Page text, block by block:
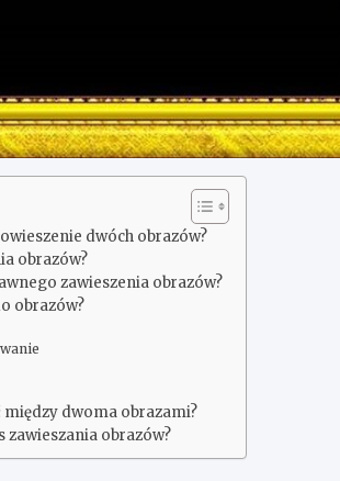
dwóch obrazów?
obrazów?
zawieszenia obrazów?
obrazów?
dwoma obrazami?
zawieszania obrazów?